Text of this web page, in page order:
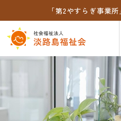
「第2やすらぎ事業